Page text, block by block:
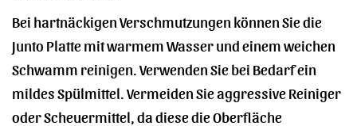
Bei hartnäckigen Verschmutzungen können Sie die
Junto Platte mit warmem Wasser und einem weichen
Schwamm reinigen. Verwenden Sie bei Bedarf ein
mildes Spülmittel. Vermeiden Sie aggressive Reiniger
oder Scheuermittel, da diese die Oberfläche